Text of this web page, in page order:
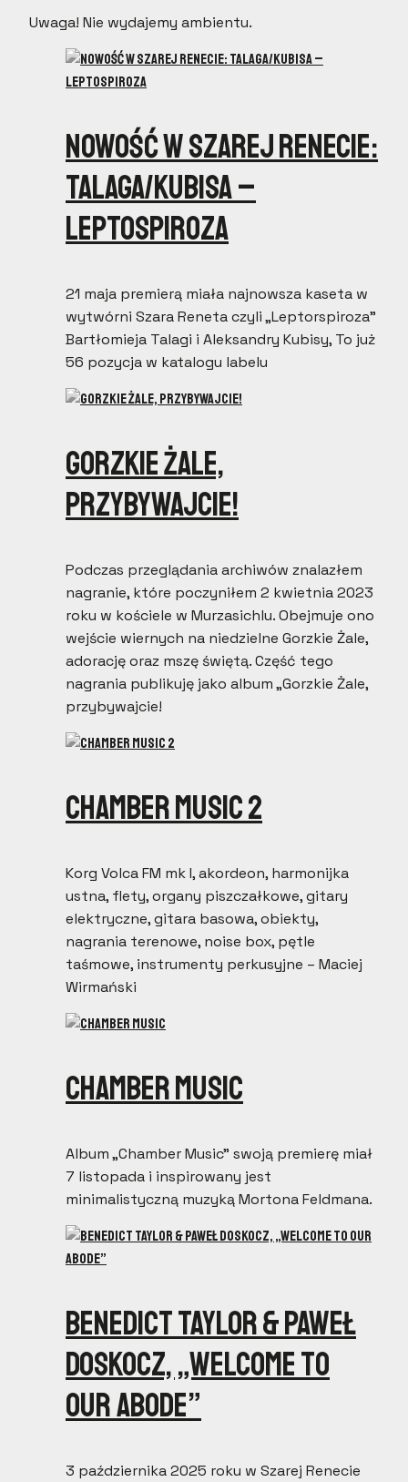
Uwaga! Nie wydajemy ambientu.
Nowość w Szarej Renecie:
Talaga/Kubisa –
LEPTOSPIROZA
21 maja premierą miała najnowsza kaseta w
wytwórni Szara Reneta czyli „Leptorspiroza”
Bartłomieja Talagi i Aleksandry Kubisy, To już
56 pozycja w katalogu labelu
Gorzkie Żale,
przybywajcie!
Podczas przeglądania archiwów znalazłem
nagranie, które poczyniłem 2 kwietnia 2023
roku w kościele w Murzasichlu. Obejmuje ono
wejście wiernych na niedzielne Gorzkie Żale,
adorację oraz mszę świętą. Część tego
nagrania publikuję jako album „Gorzkie Żale,
przybywajcie!
Chamber Music 2
Korg Volca FM mk I, akordeon, harmonijka
ustna, flety, organy piszczałkowe, gitary
elektryczne, gitara basowa, obiekty,
nagrania terenowe, noise box, pętle
taśmowe, instrumenty perkusyjne – Maciej
Wirmański
Chamber Music
Album „Chamber Music” swoją premierę miał
7 listopada i inspirowany jest
minimalistyczną muzyką Mortona Feldmana.
Benedict Taylor & Paweł
Doskocz, „Welcome to
our abode”
3 października 2025 roku w Szarej Renecie